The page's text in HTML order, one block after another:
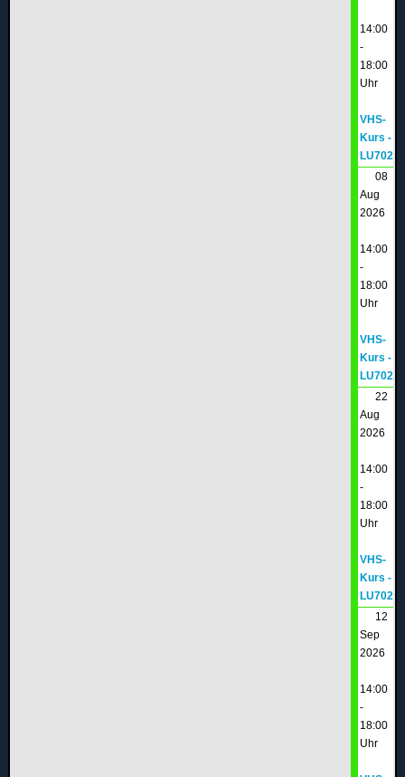
14:00
-
18:00
Uhr
VHS-
Kurs -
LU702
08
Aug
2026
14:00
-
18:00
Uhr
VHS-
Kurs -
LU702
22
Aug
2026
14:00
-
18:00
Uhr
VHS-
Kurs -
LU702
12
Sep
2026
14:00
-
18:00
Uhr